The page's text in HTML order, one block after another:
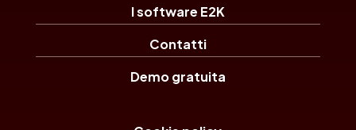
I software E2K
Contatti
Demo gratuita